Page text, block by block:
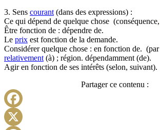
3. Sens courant (dans des expressions) :
Ce qui dépend de quelque chose (conséquence,
Être fonction de : dépendre de.
Le prix est fonction de la demande.
Considérer quelque chose : en fonction de.
relativement (à) ; région. dépendamment (de).
Agir en fonction de ses intérêts (selon, suivant).
Partager ce contenu :